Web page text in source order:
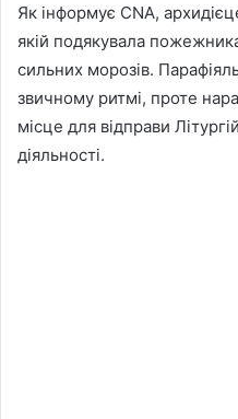
Як інформує CNА,
якій подякувала
сильних морозів.
звичному ритмі, проте
місце для відправи
діяльності.